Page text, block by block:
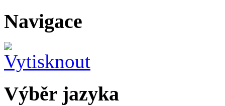
Navigace
Výběr jazyka